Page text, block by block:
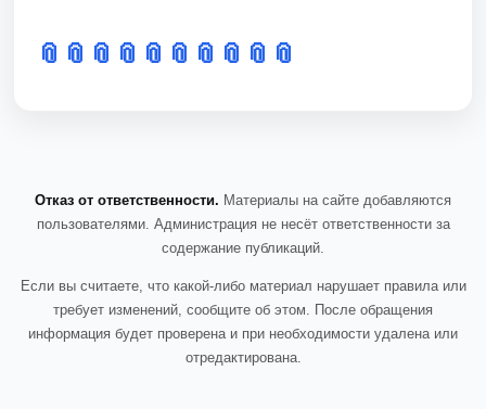
📎 📎 📎 📎 📎 📎 📎 📎 📎 📎
Отказ от ответственности. Материалы на сайте добавляются
пользователями. Администрация не несёт ответственности за
содержание публикаций.
Если вы считаете, что какой-либо материал нарушает правила или
требует изменений, сообщите об этом. После обращения
информация будет проверена и при необходимости удалена или
отредактирована.